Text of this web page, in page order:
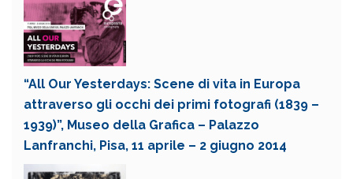
“All Our Yesterdays: Scene di vita in Europa
attraverso gli occhi dei primi fotografi (1839 –
1939)”, Museo della Grafica – Palazzo
Lanfranchi, Pisa, 11 aprile – 2 giugno 2014